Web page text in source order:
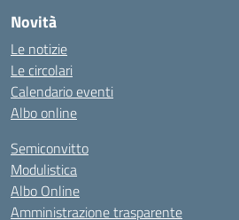
Novità
Le notizie
Le circolari
Calendario eventi
Albo online
Semiconvitto
Modulistica
Albo Online
Amministrazione trasparente